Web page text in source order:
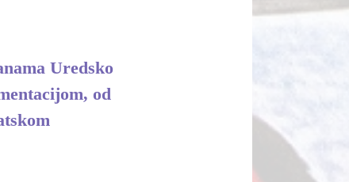
Uredsko
od